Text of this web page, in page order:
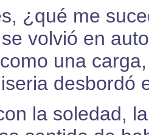
¿qué me
volvió en
una
desbordó
la soledad,